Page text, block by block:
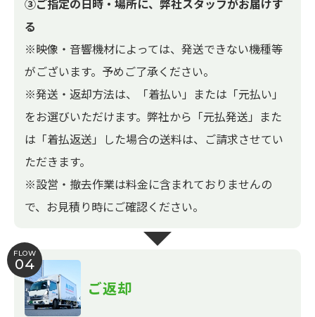
る
※映像・音響機材によっては、発送できない機種等
がございます。予めご了承ください。
※発送・返却方法は、「着払い」または「元払い」
をお選びいただけます。弊社から「元払発送」また
は「着払返送」した場合の送料は、ご請求させてい
ただきます。
※設営・撤去作業は料金に含まれておりませんの
で、お見積り時にご確認ください。
FLOW
04
ご返却